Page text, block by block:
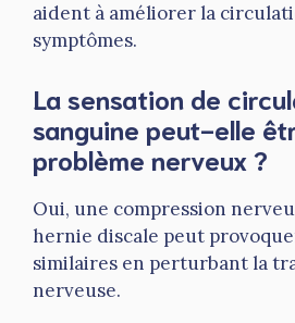
aident à améliorer la
symptômes.
La sensation de
sanguine peut-elle
problème nerveux ?
Oui, une compression
hernie discale peut
similaires en perturbant la
nerveuse.